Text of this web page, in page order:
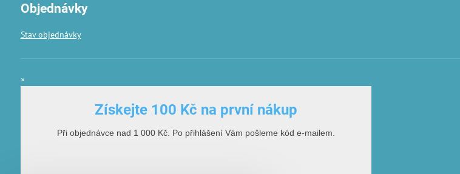
Objednávky
Stav objednávky
×
Získejte 100 Kč na první nákup
Při objednávce nad 1 000 Kč. Po přihlášení Vám pošleme kód e-mailem.